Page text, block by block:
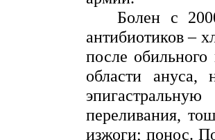
Болен с
антибиотиков –
после
области ануса,
эпигастральную
переливания,
изжоги; понос.